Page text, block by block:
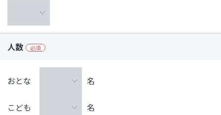
人数 必須
おとな 名
こども 名